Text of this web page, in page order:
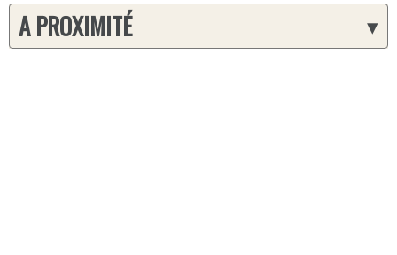
▾
A PROXIMITÉ